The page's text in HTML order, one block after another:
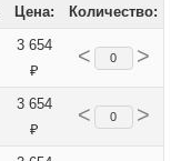
Цена:
Количество:
3 654
₽
< >
3 654
₽
< >